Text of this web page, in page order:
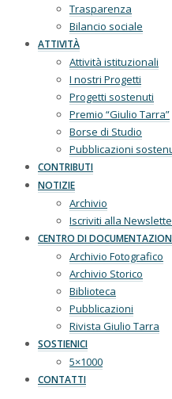
Trasparenza
Bilancio sociale
ATTIVITÀ
Attività istituzionali
I nostri Progetti
Progetti sostenuti
Premio “Giulio Tarra”
Borse di Studio
Pubblicazioni
CONTRIBUTI
NOTIZIE
Archivio
Iscriviti alla
CENTRO DI
Archivio Fotografico
Archivio Storico
Biblioteca
Pubblicazioni
Rivista Giulio Tarra
SOSTIENICI
5×1000
CONTATTI